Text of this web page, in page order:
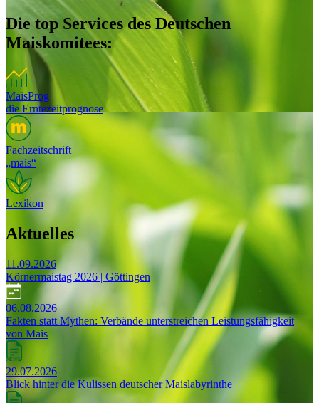
Die top Services des Deutschen
Maiskomitees:
MaisProg
die Erntezeitprognose
Fachzeitschrift
„mais“
Lexikon
Aktuelles
11.09.2026
Körnermaistag 2026 | Göttingen
06.08.2026
Fakten statt Mythen: Verbände unterstreichen Leistungsfähigkeit
von Mais
29.07.2026
Blick hinter die Kulissen deutscher Maislabyrinthe